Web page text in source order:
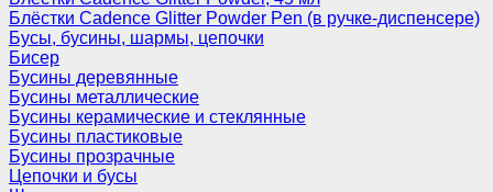
Блёстки Cadence Glitter Powder Pen (в ручке-диспенсере)
Бусы, бусины, шармы, цепочки
Бисер
Бусины деревянные
Бусины металлические
Бусины керамические и стеклянные
Бусины пластиковые
Бусины прозрачные
Цепочки и бусы